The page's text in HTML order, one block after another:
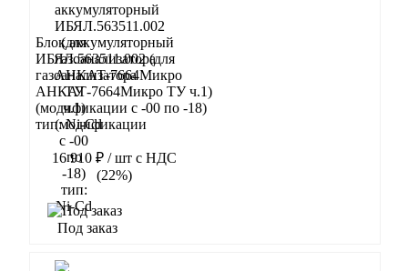
Блок аккумуляторный
ИБЯЛ.563511.002 (для
газоанализатора
АНКАТ-7664Микро ТУ ч.1)
(модификации с -00 по -18)
тип: Ni-Cd
16 910 ₽ / шт с НДС
(22%)
Под заказ